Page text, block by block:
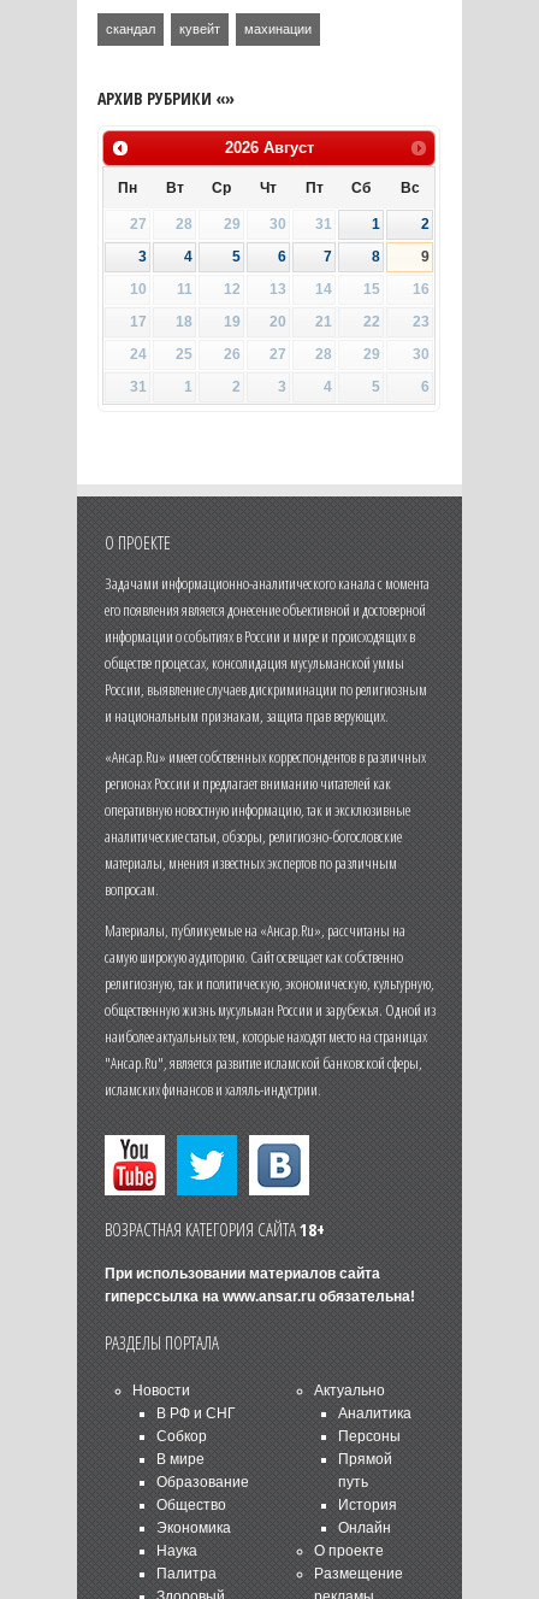
скандал кувейт махинации
АРХИВ РУБРИКИ «»
2026 Август
Пн Вт Ср Чт Пт Сб Вс
27 28 29 30 31 1
2
3
4 5 6 7 8
9
10
11 12 13 14 15
16
17
18 19 20 21 22
23
24
25 26 27 28 29
30
31
1 2 3 4 5 6
О ПРОЕКТЕ
Задачами информационно-аналитического канала с момента
его появления является донесение объективной и достоверной
информации о событиях в России и мире и происходящих в
обществе процессах, консолидация мусульманской уммы
России, выявление случаев дискриминации по религиозным
и национальным признакам, защита прав верующих.
«Ансар.Ru» имеет собственных корреспондентов в различных
регионах России и предлагает вниманию читателей как
оперативную новостную информацию, так и эксклюзивные
аналитические статьи, обзоры, религиозно-богословские
материалы, мнения известных экспертов по различным
вопросам.
Материалы, публикуемые на «Ансар.Ru», рассчитаны на
самую широкую аудиторию. Сайт освещает как собственно
религиозную, так и политическую, экономическую, культурную,
общественную жизнь мусульман России и зарубежья. Одной из
наиболее актуальных тем, которые находят место на страницах
"Ансар.Ru", является развитие исламской банковской сферы,
исламских финансов и халяль-индустрии.
ВОЗРАСТНАЯ КАТЕГОРИЯ САЙТА18+
При использовании материалов сайта
гиперссылка на www.ansar.ruобязательна!
РАЗДЕЛЫ ПОРТАЛА
Новости
В РФ и СНГ
Собкор
В мире
Образование
Общество
Экономика
Наука
Палитра
Актуально
Аналитика
Персоны
Прямой
путь
История
Онлайн
О проекте
Размещение